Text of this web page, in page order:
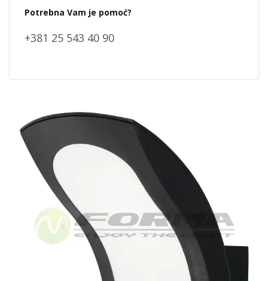
Potrebna Vam je pomoć?
+381 25 543 40 90